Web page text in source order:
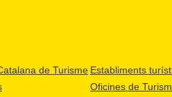
de Turisme Establiments
Oficines de